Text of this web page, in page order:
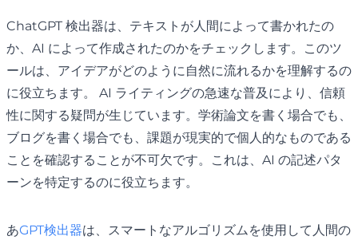
ChatGPT 検出器は、テキストが人間によって書かれたの
か、AI によって作成されたのかをチェックします。このツ
ールは、アイデアがどのように自然に流れるかを理解するの
に役立ちます。 AI ライティングの急速な普及により、信頼
性に関する疑問が生じています。学術論文を書く場合でも、
ブログを書く場合でも、課題が現実的で個人的なものである
ことを確認することが不可欠です。これは、AI の記述パタ
ーンを特定するのに役立ちます。
あGPT検出器は、スマートなアルゴリズムを使用して人間の